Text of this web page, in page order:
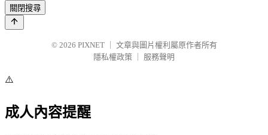
關閉搜尋
© 2026 PIXNET
文章與圖片權利屬原作者所有
隱私權政策
服務聲明
⚠️
成人內容提醒